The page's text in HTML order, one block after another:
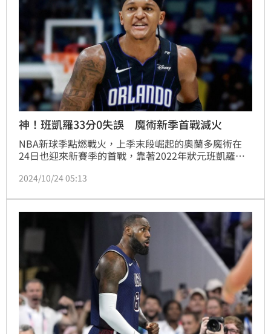
神！班凱羅33分0失誤 魔術新季首戰滅火
NBA新球季點燃戰火，上季末段崛起的奧蘭多魔術在
24日也迎來新賽季的首戰，靠著2022年狀元班凱羅
失誤且正負值高達+42的夢幻數據，寫下多項超狂紀
116：97澆熄熱火，收下本季首勝。
2024/10/24 05:13